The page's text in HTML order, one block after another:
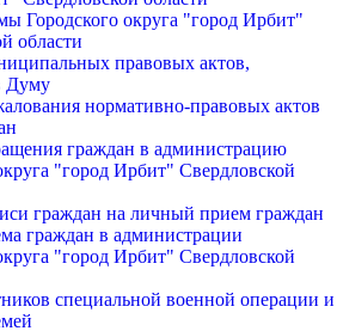
Городского округа "город Ирбит"
области
правовых актов,
Думу
нормативно-правовых актов
граждан в администрацию
"город Ирбит" Свердловской
граждан на личный прием граждан
граждан в администрации
"город Ирбит" Свердловской
специальной военной операции и